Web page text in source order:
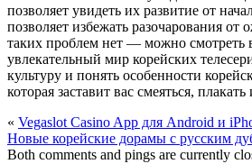
позволяет увидеть их развитие от
позволяет избежать разочарования
таких проблем нет — можно смотреть
увлекательный мир корейских
культуру и понять особенности
которая заставит вас смеяться,
« Vegaslot Casino App для Android и
Новые корейские дорамы с русским
Both comments and pings are currently